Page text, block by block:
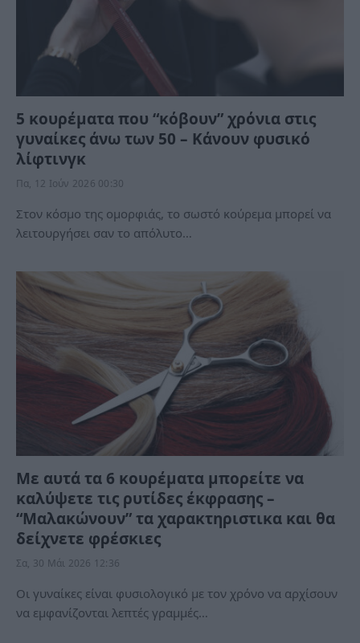
5 κουρέματα που “κόβουν” χρόνια στις
γυναίκες άνω των 50 – Κάνουν φυσικό
λίφτινγκ
Πα, 12 Ιούν 2026 00:30
Στον κόσμο της ομορφιάς, το σωστό κούρεμα μπορεί να
λειτουργήσει σαν το απόλυτο…
Με αυτά τα 6 κουρέματα μπορείτε να
καλύψετε τις ρυτίδες έκφρασης –
“Μαλακώνουν” τα χαρακτηριστικα και θα
δείχνετε φρέσκιες
Σα, 30 Μάι 2026 12:36
Οι γυναίκες είναι φυσιολογικό με τον χρόνο να αρχίσουν
να εμφανίζονται λεπτές γραμμές…